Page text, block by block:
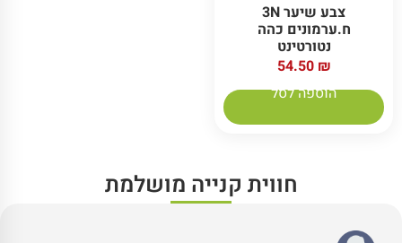
צבע שיער 3N
ח.ערמונים כהה
נטורטינט
54.50 ₪
הוספה לסל
חווית קנייה מושלמת